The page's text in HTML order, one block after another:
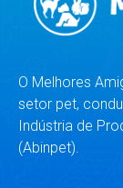
O Melhores
setor pet,
Indústria de
(Abinpet).